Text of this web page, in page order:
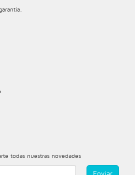
todas nuestras novedades